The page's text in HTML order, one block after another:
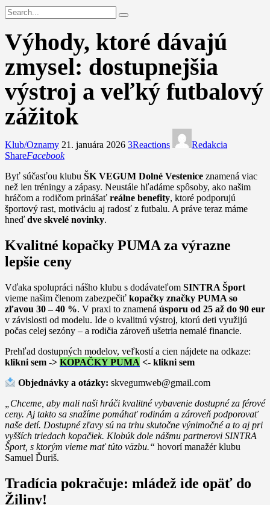
Výhody, ktoré dávajú
zmysel: dostupnejšia
výstroj a veľký futbalový
zážitok
Klub/Oznamy 21. januára 2026 3Reactions
Redakcia
ShareFacebook
Byť súčasťou klubu ŠK VEGUM Dolné Vestenice znamená viac
než len tréningy a zápasy. Neustále hľadáme spôsoby, ako našim
hráčom a rodičom prinášať reálne benefity, ktoré podporujú
športový rast, motiváciu aj radosť z futbalu. A práve teraz máme
hneď dve skvelé novinky.
Kvalitné kopačky PUMA za výrazne
lepšie ceny
Vďaka spolupráci nášho klubu s dodávateľom SINTRA Šport
vieme našim členom zabezpečiť kopačky značky PUMA so
zľavou 30 – 40 %. V praxi to znamená úsporu od 25 až do 90 eur
v závislosti od modelu. Ide o kvalitnú výstroj, ktorú deti využijú
počas celej sezóny – a rodičia zároveň ušetria nemalé financie.
Prehľad dostupných modelov, veľkostí a cien nájdete na odkaze:
klikni sem -> KOPAČKY PUMA <- klikni sem
Objednávky a otázky: skvegumweb@gmail.com
„Chceme, aby mali naši hráči kvalitné vybavenie dostupné za férové
ceny. Aj takto sa snažíme pomáhať rodinám a zároveň podporovať
naše detí. Dostupné zľavy sú na trhu skutočne výnimočné a to aj pri
vyšších triedach kopačiek. Klobúk dole nášmu partnerovi SINTRA
Šport, s ktorým vieme mať túto väzbu.“ hovorí manažér klubu
Samuel Ďuriš.
Tradícia pokračuje: mládež ide opäť do
Žiliny!